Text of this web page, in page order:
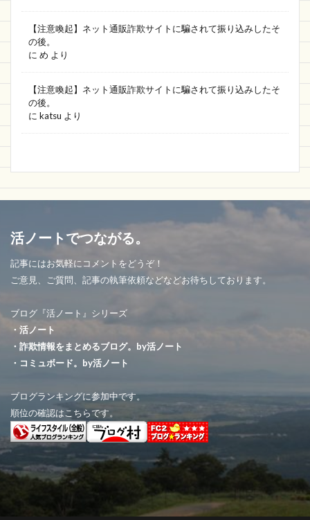
【注意喚起】ネット通販詐欺サイトに騙されて振り込みしたそ
の後。
に め より
【注意喚起】ネット通販詐欺サイトに騙されて振り込みしたそ
の後。
に katsu より
活ノートでつながる。
記事にはお気軽にコメントをどうぞ！
ご意見、ご質問、記事の執筆依頼などなどお待ちしております。
ブログ『活ノート』シリーズ
・活ノート
・詐欺情報をまとめるブログ。by活ノート
・コミュボード。by活ノート
ブログランキングに参加中です。
順位の確認はこちらです。